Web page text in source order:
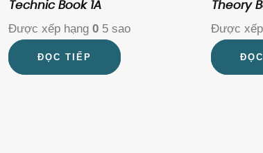
Technic Book 1A
Được xếp hạng 05 sao
ĐỌC TIẾP
Theory
Được